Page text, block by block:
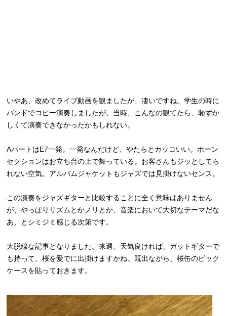
いやあ、改めてライブ動画を観ましたが、凄いですね。学生の時に
バンドでコピー演奏しましたが、当時、こんなの観てたら、恥ずか
しくて演奏できなかったかもしれない。
AパートはE7一発。一発なんだけど、やたらとカッコいい。ホーン
セクションはお立ち台の上で舞っている。お客さんもジッとしてら
れない空気。アルバムジャケットもジャズでは見掛けないセンス。
この演奏をジャズギターと比較することに全く意味はありません
が、やっぱりリズムとかノリとか、音楽において大切なテーマだな
あ、とシミジミ感じる次第です。
大脱線な記事となりました。来週、天気良ければ、ガットギターで
も持って、桜を愛でに出掛けますかね。既出ながら、桜缶のピック
ケースを貼っておきます。